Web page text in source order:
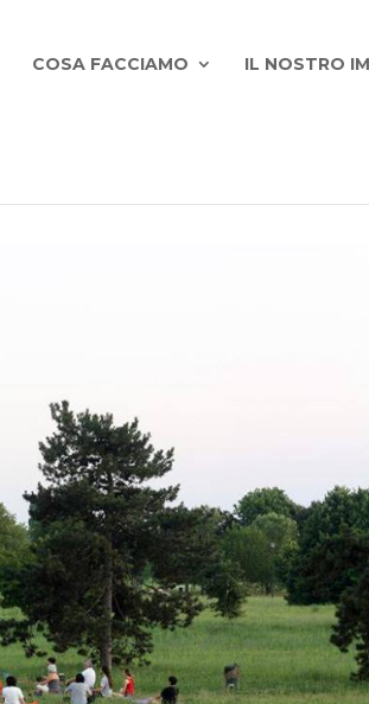
COSA FACCIAMO IL NOSTRO